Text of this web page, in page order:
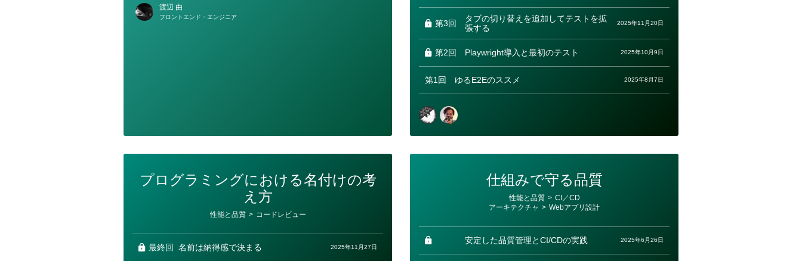
渡辺 由
フロントエンド・エンジニア
第3回
タブの切り替えを追加してテストを拡
張する
2025年11月20日
第2回 Playwright導入と最初のテスト 2025年10月9日
第1回 ゆるE2Eのススメ 2025年8月7日
プログラミングにおける名付けの考
え方
リ
性能と品質 > コードレビュー
最終回 名前は納得感で決まる 2025年11月27日
仕組みで守る品質
ー
性能と品質 > CI／CD
アーキテクチャ > Webアプリ設計
安定した品質管理とCI/CDの実践 2025年6月26日